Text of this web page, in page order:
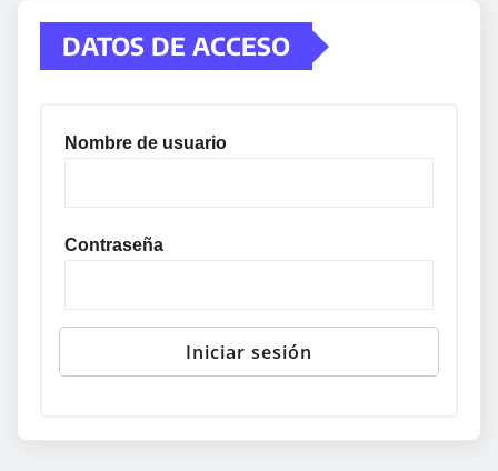
DATOS DE ACCESO
Nombre de usuario
Contraseña